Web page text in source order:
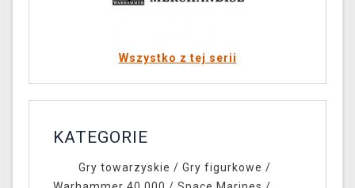
Wszystko z tej serii
KATEGORIE
Gry towarzyskie / Gry figurkowe /